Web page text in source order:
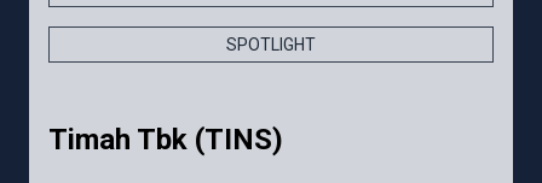
SPOTLIGHT
Timah Tbk (TINS)